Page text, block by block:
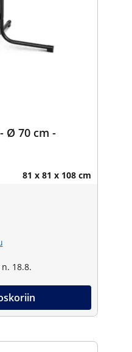
Ø 70 cm -
81 x 81 x 108 cm
n. 18.8.